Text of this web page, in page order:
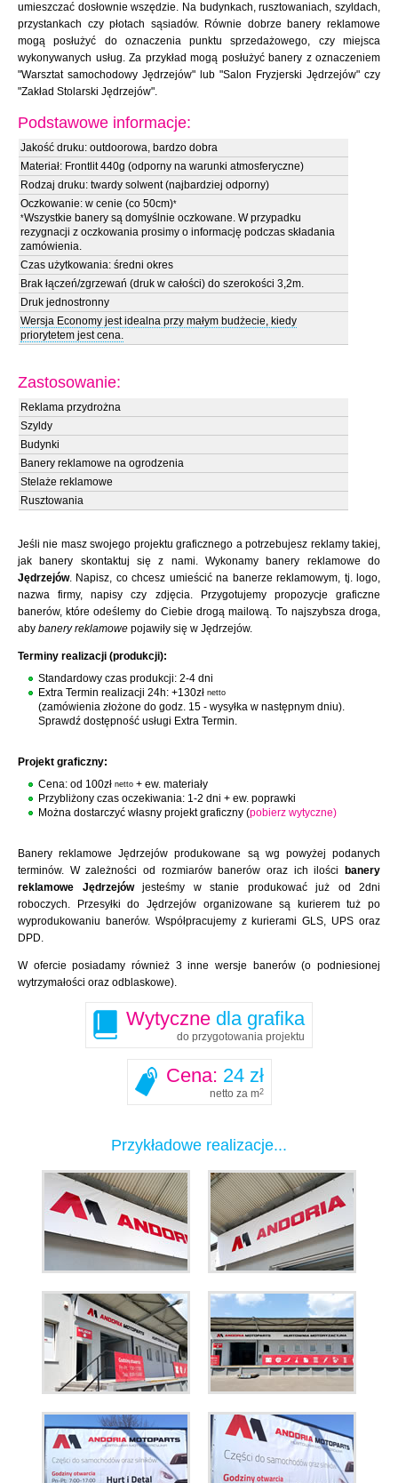
umieszczać dosłownie wszędzie. Na budynkach, rusztowaniach, szyldach,
przystankach czy płotach sąsiadów. Równie dobrze banery reklamowe
mogą posłużyć do oznaczenia punktu sprzedażowego, czy miejsca
wykonywanych usług. Za przykład mogą posłużyć banery z oznaczeniem
"Warsztat samochodowy Jędrzejów" lub "Salon Fryzjerski Jędrzejów" czy
"Zakład Stolarski Jędrzejów".
Podstawowe informacje:
Jakość druku: outdoorowa, bardzo dobra
Materiał: Frontlit 440g (odporny na warunki atmosferyczne)
Rodzaj druku: twardy solwent (najbardziej odporny)
Oczkowanie: w cenie (co 50cm)*
*Wszystkie banery są domyślnie oczkowane. W przypadku
rezygnacji z oczkowania prosimy o informację podczas składania
zamówienia.
Czas użytkowania: średni okres
Brak łączeń/zgrzewań (druk w całości) do szerokości 3,2m.
Druk jednostronny
Wersja Economy jest idealna przy małym budżecie, kiedy
priorytetem jest cena.
Zastosowanie:
Reklama przydrożna
Szyldy
Budynki
Banery reklamowe na ogrodzenia
Stelaże reklamowe
Rusztowania
Jeśli nie masz swojego projektu graficznego a potrzebujesz reklamy takiej,
jak banery skontaktuj się z nami. Wykonamy banery reklamowe do
Jędrzejów. Napisz, co chcesz umieścić na banerze reklamowym, tj. logo,
nazwa firmy, napisy czy zdjęcia. Przygotujemy propozycje graficzne
banerów, które odeślemy do Ciebie drogą mailową. To najszybsza droga,
aby banery reklamowe pojawiły się w Jędrzejów.
Terminy realizacji (produkcji):
Standardowy czas produkcji: 2-4 dni
Extra Termin realizacji 24h: +130zł netto
(zamówienia złożone do godz. 15 - wysyłka w następnym dniu).
Sprawdź dostępność usługi Extra Termin.
Projekt graficzny:
Cena: od 100zł netto + ew. materiały
Przybliżony czas oczekiwania: 1-2 dni + ew. poprawki
Można dostarczyć własny projekt graficzny (pobierz wytyczne)
Banery reklamowe Jędrzejów produkowane są wg powyżej podanych
terminów. W zależności od rozmiarów banerów oraz ich ilości
banery
reklamowe Jędrzejówjesteśmy w stanie produkować już od 2dni
roboczych. Przesyłki do Jędrzejów organizowane są kurierem tuż po
wyprodukowaniu banerów. Współpracujemy z kurierami GLS, UPS oraz
DPD.
W ofercie posiadamy również 3 inne wersje banerów (o podniesionej
wytrzymałości oraz odblaskowe).
Wytyczne dla grafika
do przygotowania projektu
Cena: 24 zł
netto za m2
Przykładowe realizacje...